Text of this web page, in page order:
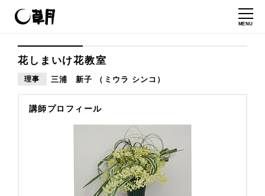
MENU
花しまいけ花教室
理事 三浦 新子 （ミウラ シンコ）
講師プロフィール